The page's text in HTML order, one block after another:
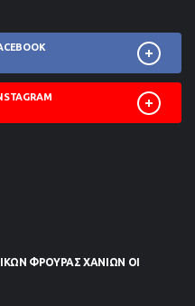
ΦΡΟΥΡΆΣ ΧΑΝΊΩΝ ΟΙ